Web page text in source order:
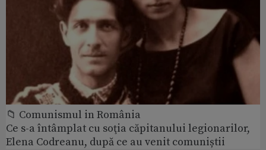
📁 Comunismul in România
Ce s-a întâmplat cu soţia căpitanului legionarilor,
Elena Codreanu, după ce au venit comuniștii